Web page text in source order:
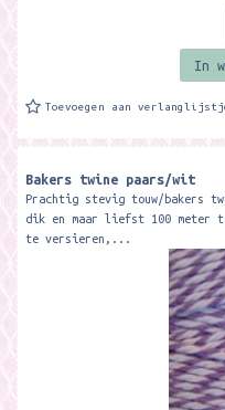
In
Toevoegen aan
Bakers twine paars/wit
Prachtig stevig touw/bakers
dik en maar liefst 100 meter
te versieren,...